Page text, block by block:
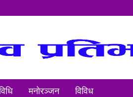
मनोरञ्जन विविध